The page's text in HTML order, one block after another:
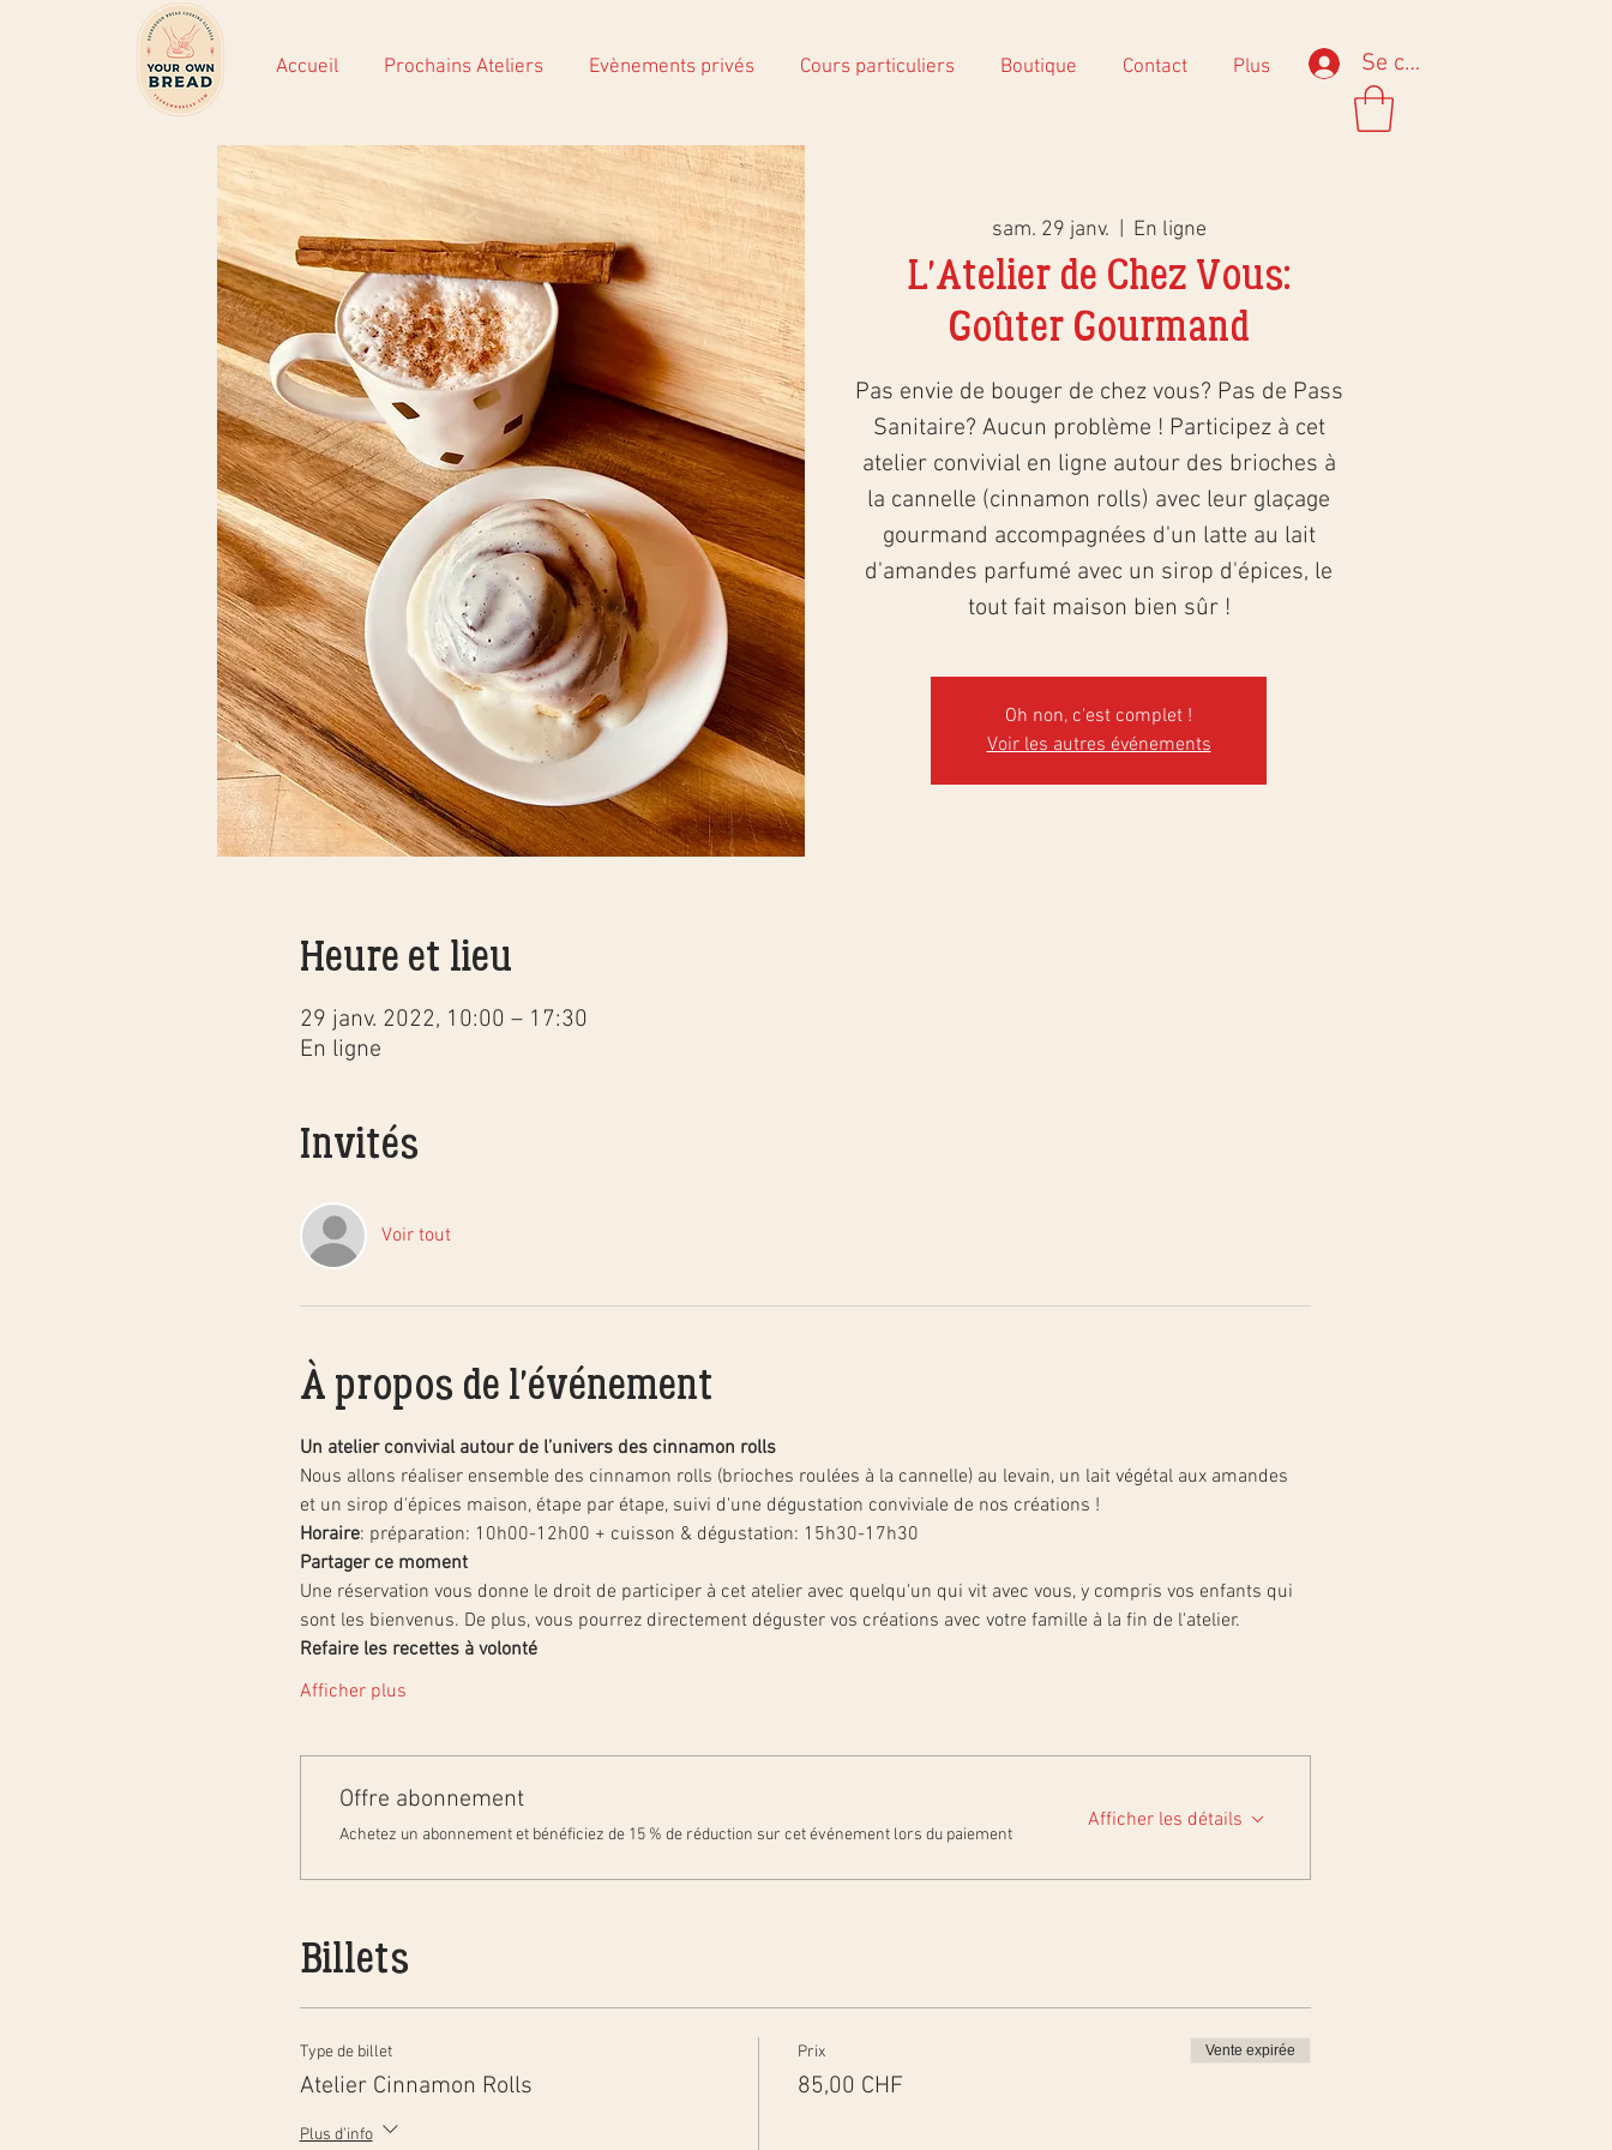
Accueil Prochains Ateliers Evènements privés Cours particuliers Boutique Contact Plus Se connecter
sam. 29 janv.
  |
En ligne
L'Atelier de Chez Vous:
Goûter Gourmand
Pas envie de bouger de chez vous? Pas de Pass
Sanitaire? Aucun problème ! Participez à cet
atelier convivial en ligne autour des brioches à
la cannelle (cinnamon rolls) avec leur glaçage
gourmand accompagnées d'un latte au lait
d'amandes parfumé avec un sirop d'épices, le
tout fait maison bien sûr !
Oh non, c'est complet !
Voir les autres événements
Heure et lieu
29 janv. 2022, 10:00 – 17:30
En ligne
Invités
Voir tout
À propos de l'événement
Un atelier convivial autour de l’univers des cinnamon rolls
Nous allons réaliser ensemble des cinnamon rolls (brioches roulées à la cannelle) au levain, un lait végétal aux amandes
et un sirop d'épices maison, étape par étape, suivi d'une dégustation conviviale de nos créations !
Horaire: préparation: 10h00-12h00 + cuisson & dégustation: 15h30-17h30
Partager ce moment
Une réservation vous donne le droit de participer à cet atelier avec quelqu'un qui vit avec vous, y compris vos enfants qui
sont les bienvenus. De plus, vous pourrez directement déguster vos créations avec votre famille à la fin de l'atelier.
Refaire les recettes à volonté
Afficher plus
Offre abonnement
Achetez un abonnement et bénéficiez de 15 % de réduction sur cet événement lors du paiement
Afficher les détails
Billets
Type de billet
Atelier Cinnamon Rolls
Plus d'info
Prix
85,00 CHF
Vente expirée